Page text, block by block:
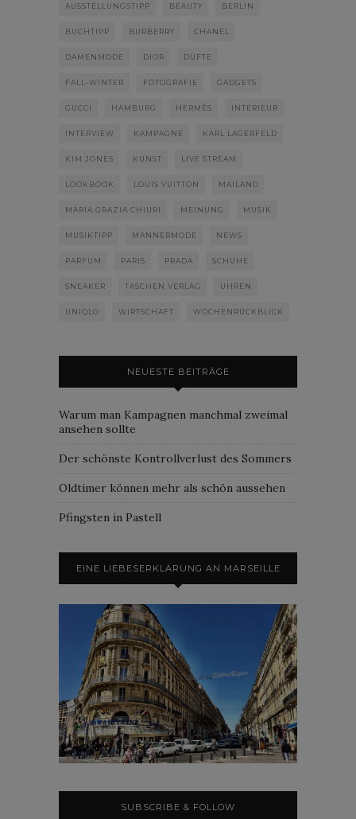
AUSSTELLUNGSTIPP BEAUTY BERLIN
BUCHTIPP BURBERRY CHANEL
DAMENMODE DIOR DÜFTE
FALL-WINTER FOTOGRAFIE GADGETS
GUCCI HAMBURG HERMÈS INTERIEUR
INTERVIEW KAMPAGNE KARL LAGERFELD
KIM JONES KUNST LIVE STREAM
LOOKBOOK LOUIS VUITTON MAILAND
MARIA GRAZIA CHIURI MEINUNG MUSIK
MUSIKTIPP MÄNNERMODE NEWS
PARFUM PARIS PRADA SCHUHE
SNEAKER TASCHEN VERLAG UHREN
UNIQLO WIRTSCHAFT WOCHENRÜCKBLICK
NEUESTE BEITRÄGE
Warum man Kampagnen manchmal zweimal
ansehen sollte
Der schönste Kontrollverlust des Sommers
Oldtimer können mehr als schön aussehen
Pfingsten in Pastell
EINE LIEBESERKLÄRUNG AN MARSEILLE
SUBSCRIBE & FOLLOW